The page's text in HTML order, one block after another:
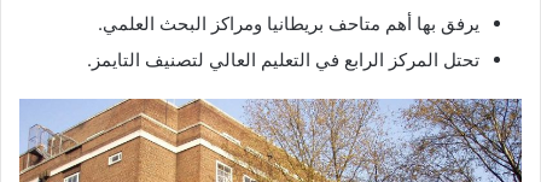
يرفق بها أهم متاحف بريطانيا ومراكز البحث العلمي.
تحتل المركز الرابع في التعليم العالي لتصنيف التايمز.